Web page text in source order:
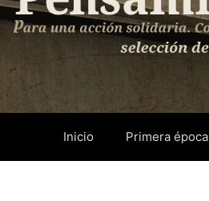
Inicio Primera época